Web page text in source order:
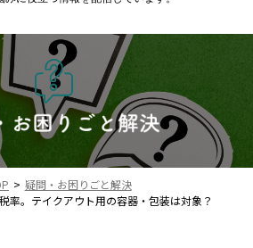
疑問・お困りごと解決
率。テイクアウト用の容器・包装は対象？